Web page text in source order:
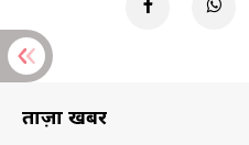
ताज़ा खबरें